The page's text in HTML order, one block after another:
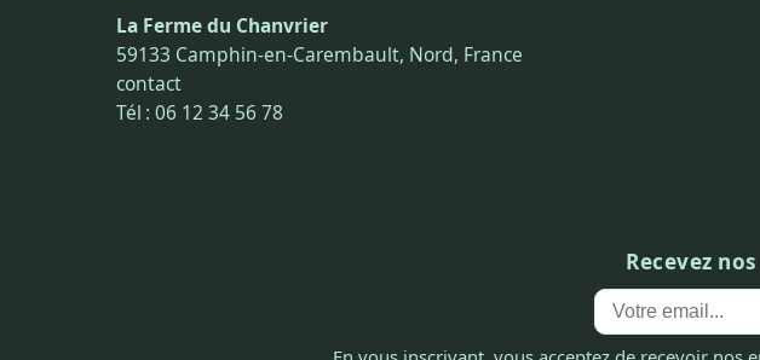
La Ferme du Chanvrier
59133 Camphin-en-Carembault, Nord, France
contact
Tél : 06 12 34 56 78
Recevez